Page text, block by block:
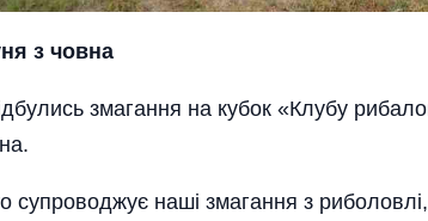
з човна
змагання на кубок «Клубу
супроводжує наші змагання з